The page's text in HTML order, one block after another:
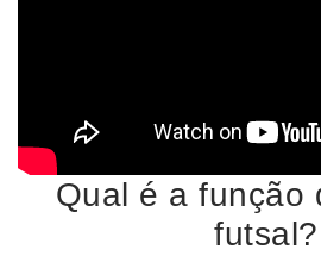
Qual é a função
futsal?